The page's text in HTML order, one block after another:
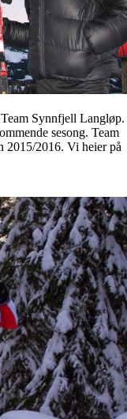
Synnfjell Langløp.
sesong. Team
2015/2016. Vi heier på